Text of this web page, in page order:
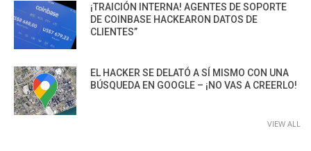
¡TRAICIÓN INTERNA! AGENTES DE SOPORTE
DE COINBASE HACKEARON DATOS DE
CLIENTES”
EL HACKER SE DELATÓ A SÍ MISMO CON UNA
BÚSQUEDA EN GOOGLE – ¡NO VAS A CREERLO!
VIEW ALL